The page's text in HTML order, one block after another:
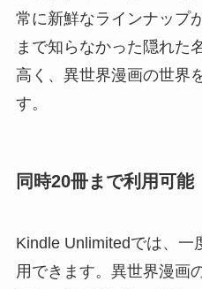
常に新鮮なラインナップ
まで知らなかった隠れた
高く、異世界漫画の世界
す。
同時20冊まで利用可能
Kindle Unlimitedでは、一
用できます。異世界漫画